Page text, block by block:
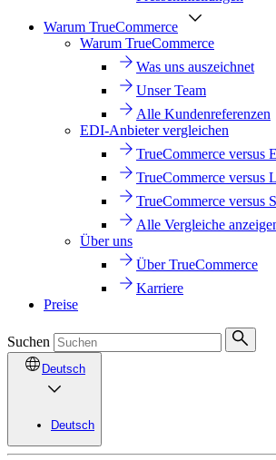
Warum TrueCommerce
Warum TrueCommerce
Was uns auszeichnet
Unser Team
Alle Kundenreferenzen
EDI-Anbieter vergleichen
TrueCommerce versus
TrueCommerce versus
TrueCommerce versus
Alle Vergleiche
Über uns
Über TrueCommerce
Karriere
Preise
Suchen
Deutsch
Deutsch